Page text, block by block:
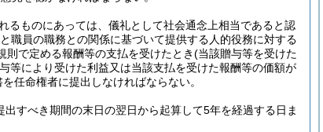
るものにあっては、儀礼として社会通念上相当であると認
職員の職務との関係に基づいて提供する人的役務に対する
則で定める報酬等の支払を受けたとき(当該贈与等を受けた
等により受けた利益又は当該支払を受けた報酬等の価額が
任命権者に提出しなければならない。
すべき期間の末日の翌日から起算して5年を経過する日ま